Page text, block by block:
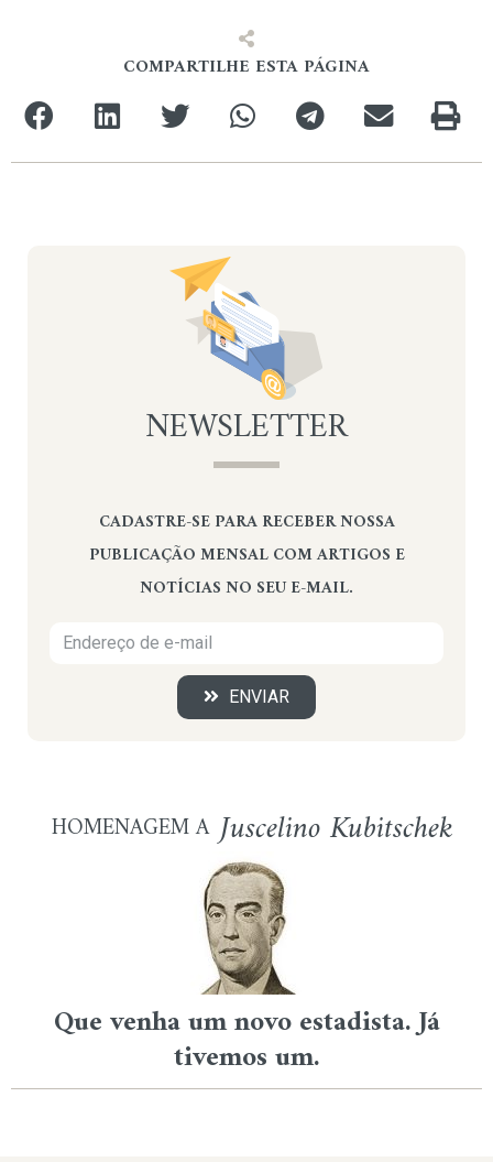
COMPARTILHE ESTA PÁGINA
NEWSLETTER
CADASTRE-SE PARA RECEBER NOSSA
PUBLICAÇÃO MENSAL COM ARTIGOS E
NOTÍCIAS NO SEU E-MAIL.
ENVIAR
HOMENAGEM A Juscelino Kubitschek
Que venha um novo estadista. Já
tivemos um.